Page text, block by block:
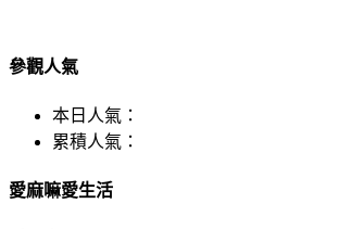
參觀人氣
本日人氣：
累積人氣：
愛麻嘛愛生活